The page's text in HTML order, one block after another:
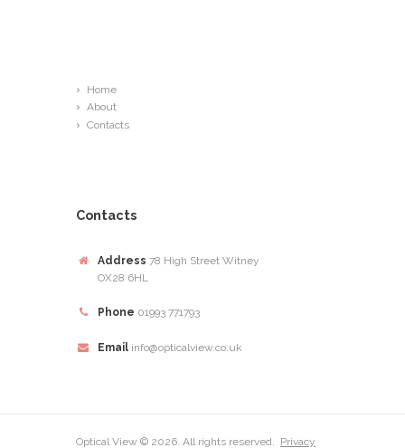
Home
About
Contacts
Contacts
Address 78 High Street Witney
OX28 6HL
Phone 01993 771793
Email info@opticalview.co.uk
Optical View © 2026. All rights reserved. Privacy